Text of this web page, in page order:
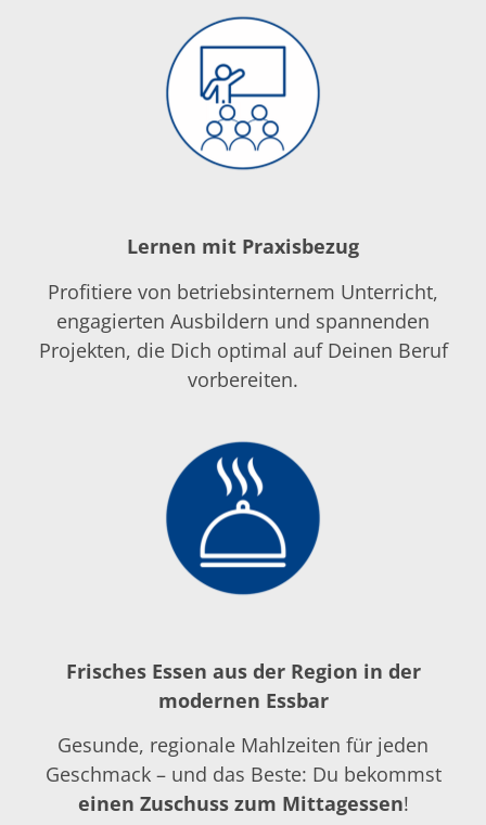
Lernen mit Praxisbezug
Profitiere von betriebsinternem Unterricht,
engagierten Ausbildern und spannenden
Projekten, die Dich optimal auf Deinen Beruf
vorbereiten.
Frisches Essen aus der Region in der
modernen Essbar
Gesunde, regionale Mahlzeiten für jeden
Geschmack – und das Beste: Du bekommst
einen Zuschuss zum Mittagessen!